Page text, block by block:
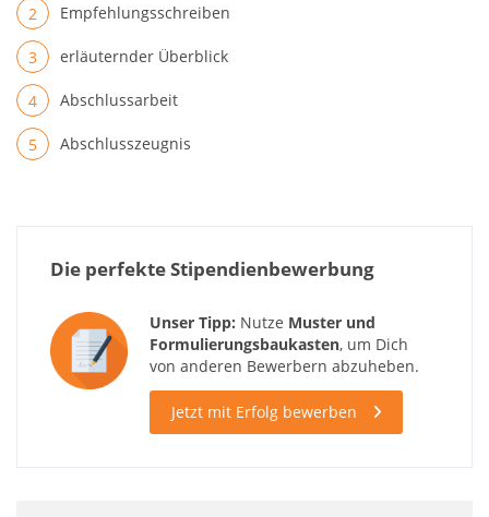
Empfehlungsschreiben
erläuternder Überblick
Abschlussarbeit
Abschlusszeugnis
Die perfekte Stipendienbewerbung
Unser Tipp: Nutze Muster und
Formulierungsbaukasten, um Dich
von anderen Bewerbern abzuheben.
Jetzt mit Erfolg bewerben